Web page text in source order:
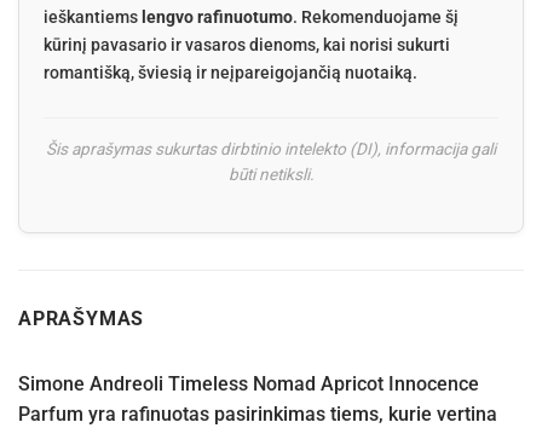
ieškantiems lengvo rafinuotumo. Rekomenduojame šį
kūrinį pavasario ir vasaros dienoms, kai norisi sukurti
romantišką, šviesią ir neįpareigojančią nuotaiką.
Šis aprašymas sukurtas dirbtinio intelekto (DI), informacija gali
būti netiksli.
APRAŠYMAS
Simone Andreoli Timeless Nomad Apricot Innocence
Parfum yra rafinuotas pasirinkimas tiems, kurie vertina